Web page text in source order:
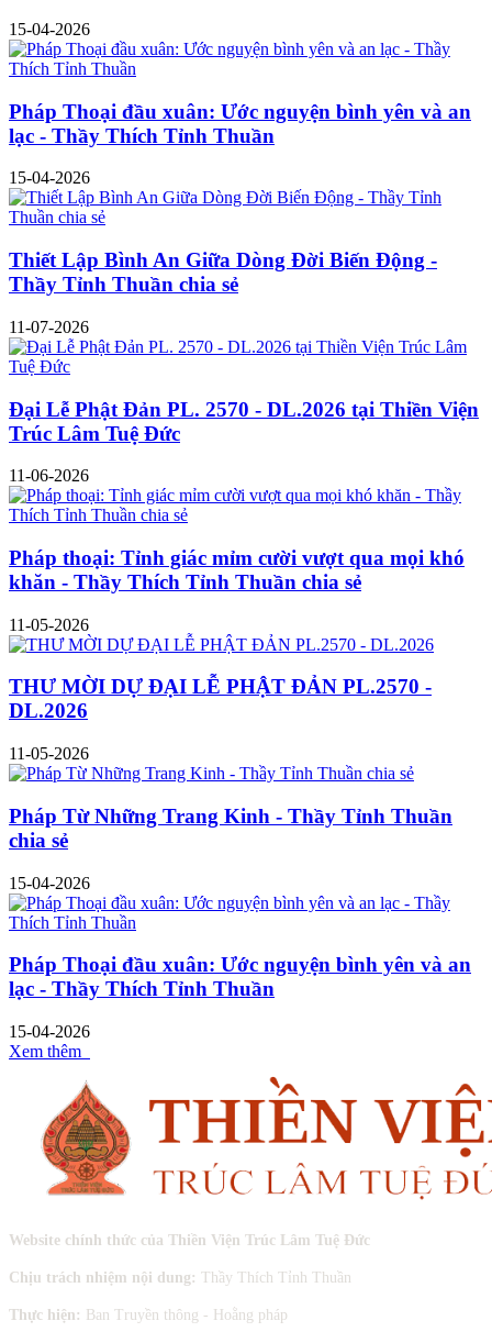
15-04-2026
Pháp Thoại đầu xuân: Ước nguyện bình yên và an
lạc - Thầy Thích Tỉnh Thuần
15-04-2026
Thiết Lập Bình An Giữa Dòng Đời Biến Động -
Thầy Tỉnh Thuần chia sẻ
11-07-2026
Đại Lễ Phật Đản PL. 2570 - DL.2026 tại Thiền Viện
Trúc Lâm Tuệ Đức
11-06-2026
Pháp thoại: Tỉnh giác mỉm cười vượt qua mọi khó
khăn - Thầy Thích Tỉnh Thuần chia sẻ
11-05-2026
THƯ MỜI DỰ ĐẠI LỄ PHẬT ĐẢN PL.2570 -
DL.2026
11-05-2026
Pháp Từ Những Trang Kinh - Thầy Tỉnh Thuần
chia sẻ
15-04-2026
Pháp Thoại đầu xuân: Ước nguyện bình yên và an
lạc - Thầy Thích Tỉnh Thuần
15-04-2026
Xem thêm
Website chính thức của Thiền Viện Trúc Lâm Tuệ Đức
Chịu trách nhiệm nội dung: Thầy Thích Tỉnh Thuần
Thực hiện: Ban Truyền thông - Hoằng pháp